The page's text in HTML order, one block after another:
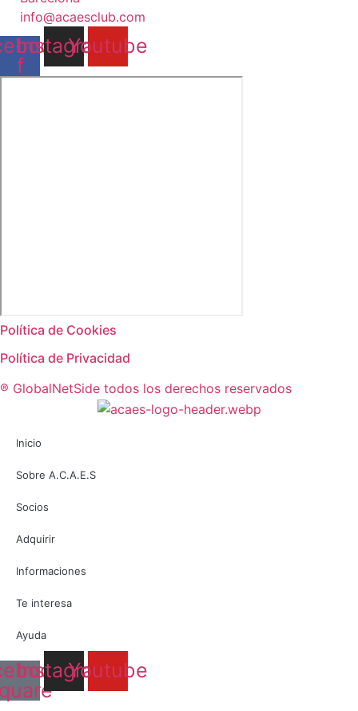
info@acaesclub.com
f
Instagram
Youtube
Política de Cookies
Política de Privacidad
® GlobalNetSide todos los derechos reservados
Inicio
Sobre A.C.A.E.S
Socios
Adquirir
Informaciones
Te interesa
Ayuda
Instagram
Youtube